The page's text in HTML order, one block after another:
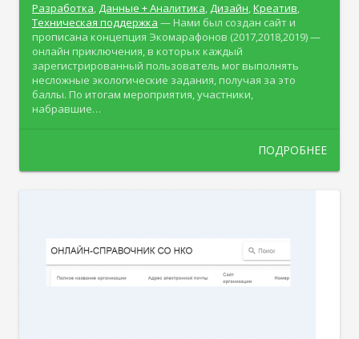
Разработка,Данные + Аналитика,Дизайн,Креатив,
Техническая поддержка — Нами был создан сайт и
прописана концепция Экомарафонов (2017,2018,2019) —
онлайн приключения, в которых каждый
зарегистрированный пользователь мог выполнять
несложные экологические задания, получая за это
баллы. По итогам мероприятия, участники,
набравшие…
ПОДРОБНЕЕ